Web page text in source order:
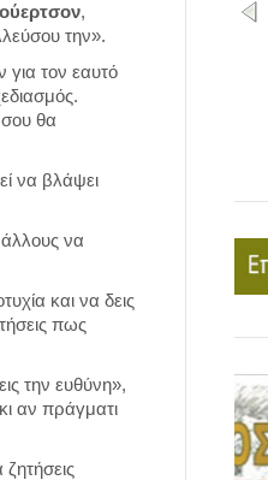
,
την».
τον εαυτό
σου θα
να βλάψει
άλλους να
και να δεις
πως
την ευθύνη»,
αν πράγματι